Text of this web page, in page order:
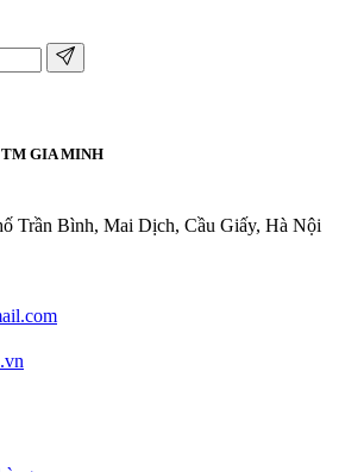
GIA MINH
Trần Bình, Mai Dịch, Cầu Giấy, Hà Nội